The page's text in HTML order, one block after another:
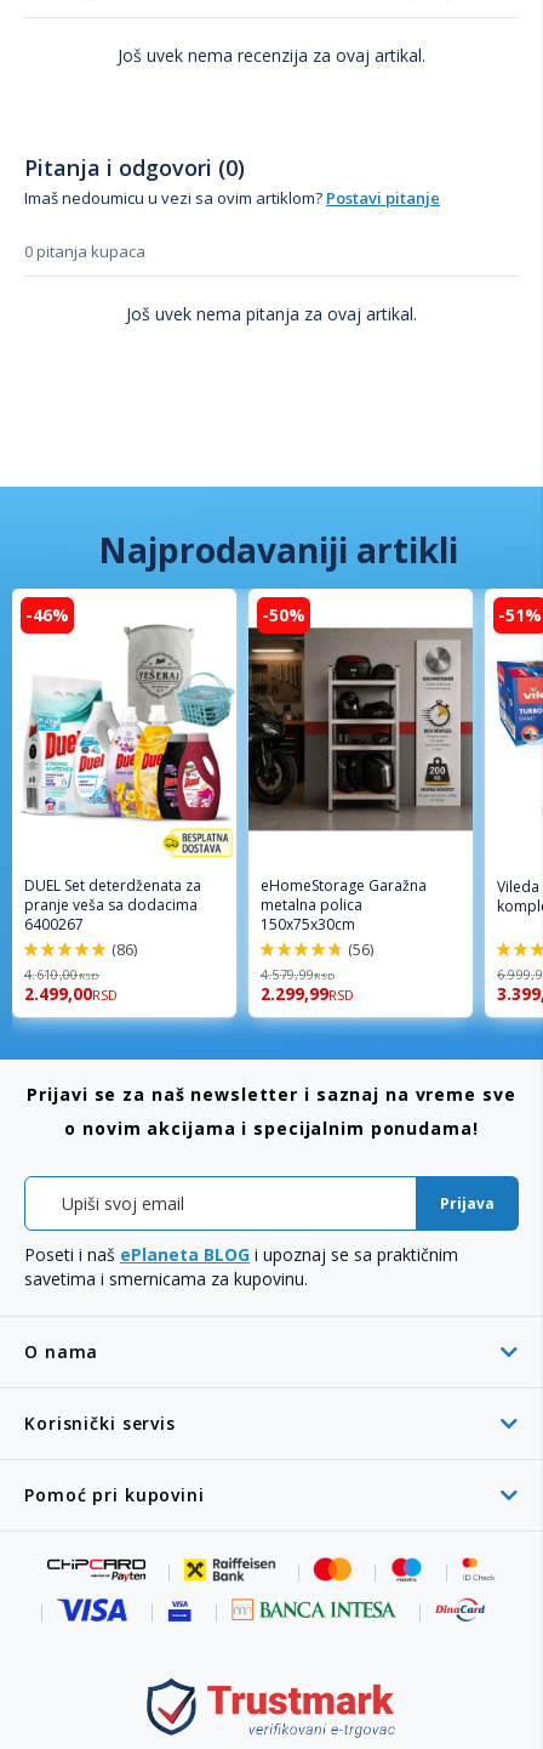
Još uvek nema recenzija za ovaj artikal.
Pitanja i odgovori (0)
Imaš nedoumicu u vezi sa ovim artiklom? Postavi pitanje
0 pitanja kupaca
Još uvek nema pitanja za ovaj artikal.
Najprodavaniji artikli
-46%
DUEL Set deterdženata za
pranje veša sa dodacima
6400267
98%
(86)
4.610,00RSD
2.499,00RSD
-50%
eHomeStorage Garažna
metalna polica
150x75x30cm
96%
(56)
4.579,99RSD
2.299,99RSD
-51%
92%
O nama
Korisnički servis
Pomoć pri kupovini
Prijavi se za naš newsletter i saznaj na vreme sve
o novim akcijama i specijalnim ponudama!
Prijava
Poseti i naš ePlaneta BLOG i upoznaj se sa praktičnim
savetima i smernicama za kupovinu.